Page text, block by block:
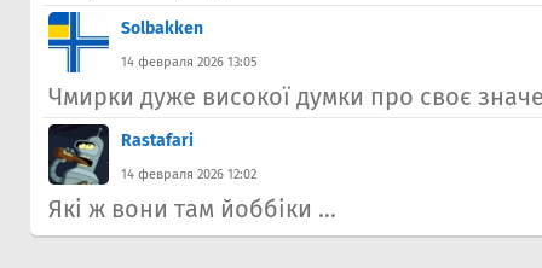
Solbakken
14 февраля 2026 13:05
Чмирки дуже високої думки про своє
Rastafari
14 февраля 2026 12:02
Які ж вони там йоббіки ...